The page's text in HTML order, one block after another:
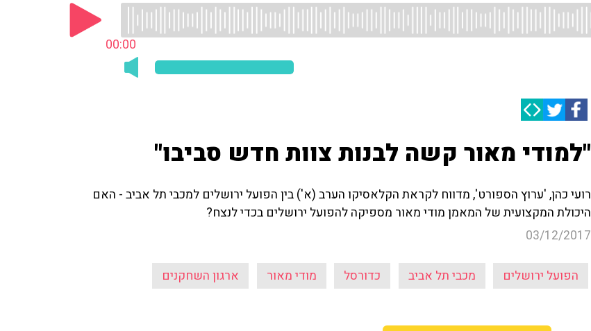
00:00
"למודי מאור קשה לבנות צוות חדש סביבו"
רועי כהן, 'ערוץ הספורט', מדווח לקראת הקלאסיקו הערב (א') בין הפועל ירושלים למכבי תל אביב - האם
היכולת המקצועית של המאמן מודי מאור מספיקה להפועל ירושלים בכדי לנצח?
03/12/2017
הפועל ירושלים מכבי תל אביב כדורסל מודי מאור ארגון השחקנים